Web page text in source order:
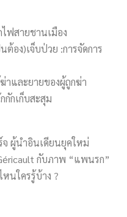
ฟสายชานเมือง
ต้อง)เจ็บป่วย :การจัดการ
าและยายของผู้ถูกฆ่า
กเก็บสะสุม
ผู้นำอินเดียนยุคใหม่
กับภาพ “แพนรก”
นใครรู้บ้าง ?